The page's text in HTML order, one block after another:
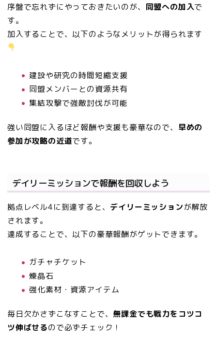
序盤で忘れずにやっておきたいのが、 同盟への加入で
す。
加入することで、以下のようなメリットが得られます
建設や研究の時間短縮支援
同盟メンバーとの資源共有
集結攻撃で強敵討伐が可能
強い同盟に入るほど報酬や支援も豪華なので、 早めの
参加が攻略の近道です。
デイリーミッションで報酬を回収しよう
拠点レベル4に到達すると、 デイリーミッションが解放
されます。
達成することで、以下の豪華報酬がゲットできます。
ガチャチケット
煉晶石
強化素材・資源アイテム
毎日欠かさずこなすことで、 無課金でも戦力をコツコ
ツ伸ばせるので必ずチェック！